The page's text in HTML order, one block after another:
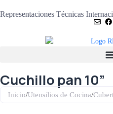
Representaciones Técnicas
Cuchillo pan 10”
Inicio/Utensilios de Cocina/